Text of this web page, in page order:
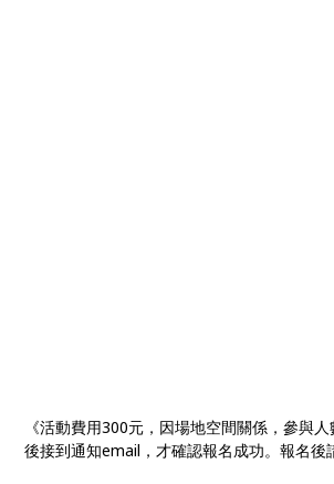
《活動費用300元，因場地空間關係，參與
後接到通知email，才確認報名成功。報名後